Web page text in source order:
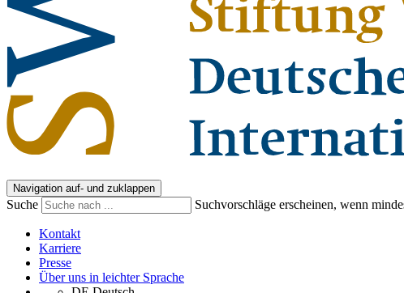
Navigation auf- und zuklappen
Suche Suchvorschläge erscheinen, wenn
Kontakt
Karriere
Presse
Über uns in leichter Sprache